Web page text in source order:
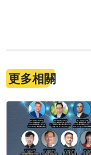
更多相關